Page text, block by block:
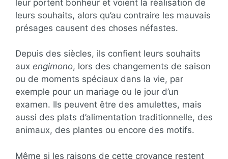
leur portent bonheur et voient la réalisation de
leurs souhaits, alors qu’au contraire les mauvais
présages causent des choses néfastes.
Depuis des siècles, ils confient leurs souhaits
aux engimono, lors des changements de saison
ou de moments spéciaux dans la vie, par
exemple pour un mariage ou le jour d’un
examen. Ils peuvent être des amulettes, mais
aussi des plats d’alimentation traditionnelle, des
animaux, des plantes ou encore des motifs.
Même si les raisons de cette croyance restent